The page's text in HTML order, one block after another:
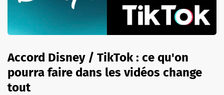
Accord Disney / TikTok : ce qu'on
pourra faire dans les vidéos change
tout